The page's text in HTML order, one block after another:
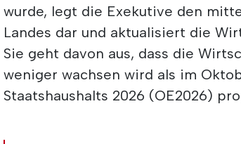
wurde, legt die Exekutive den
Landes dar und aktualisiert die
Sie geht davon aus, dass die
weniger wachsen wird als im
Staatshaushalts 2026 (OE2026)